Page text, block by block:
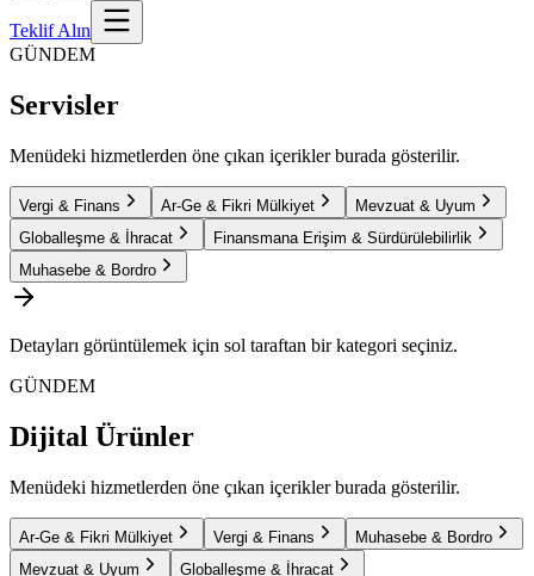
Teklif Alın
GÜNDEM
Servisler
Menüdeki hizmetlerden öne çıkan içerikler burada gösterilir.
Vergi & Finans Ar-Ge & Fikri Mülkiyet
Mevzuat & Uyum
Globalleşme & İhracat
Finansmana Erişim & Sürdürülebilirlik
Muhasebe & Bordro
Detayları görüntülemek için sol taraftan bir kategori seçiniz.
GÜNDEM
Dijital Ürünler
Menüdeki hizmetlerden öne çıkan içerikler burada gösterilir.
Ar-Ge & Fikri Mülkiyet Vergi & Finans
Muhasebe & Bordro
Mevzuat & Uyum
Globalleşme & İhracat